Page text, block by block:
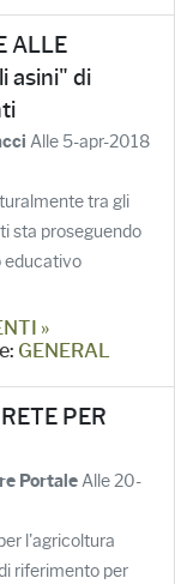
ALLE
asini" di
Alle 5-apr-2018
tra gli
sta proseguendo
educativo
»
GENERAL
PER
PortaleAlle 20-
l'agricoltura
riferimento per